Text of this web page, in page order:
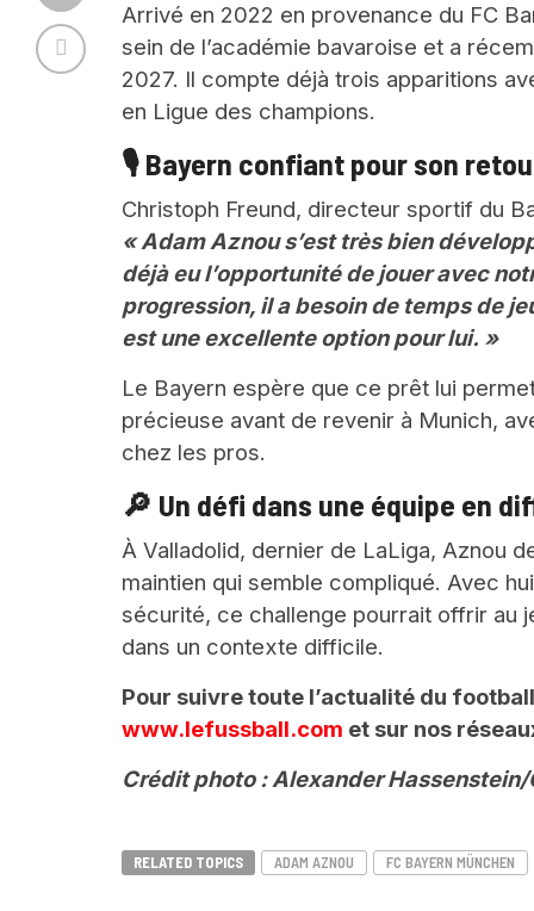
Arrivé en 2022 en provenance du FC
sein de l’académie bavaroise et a
2027. Il compte déjà trois apparitions
en Ligue des champions.
🎙 Bayern confiant pour son
Christoph Freund, directeur sportif du
« Adam Aznou s’est très bien
déjà eu l’opportunité de jouer avec
progression, il a besoin de temps de
est une excellente option pour lui. »
Le Bayern espère que ce prêt lui
précieuse avant de revenir à Munich,
chez les pros.
🔎 Un défi dans une équipe en
À Valladolid, dernier de LaLiga, Aznou
maintien qui semble compliqué. Avec
sécurité, ce challenge pourrait offrir au
dans un contexte difficile.
Pour suivre toute l’actualité du
www.lefussball.com et sur nos
Crédit photo : Alexander
RELATED TOPICS ADAM AZNOU FC BAYERN MÜNCHEN